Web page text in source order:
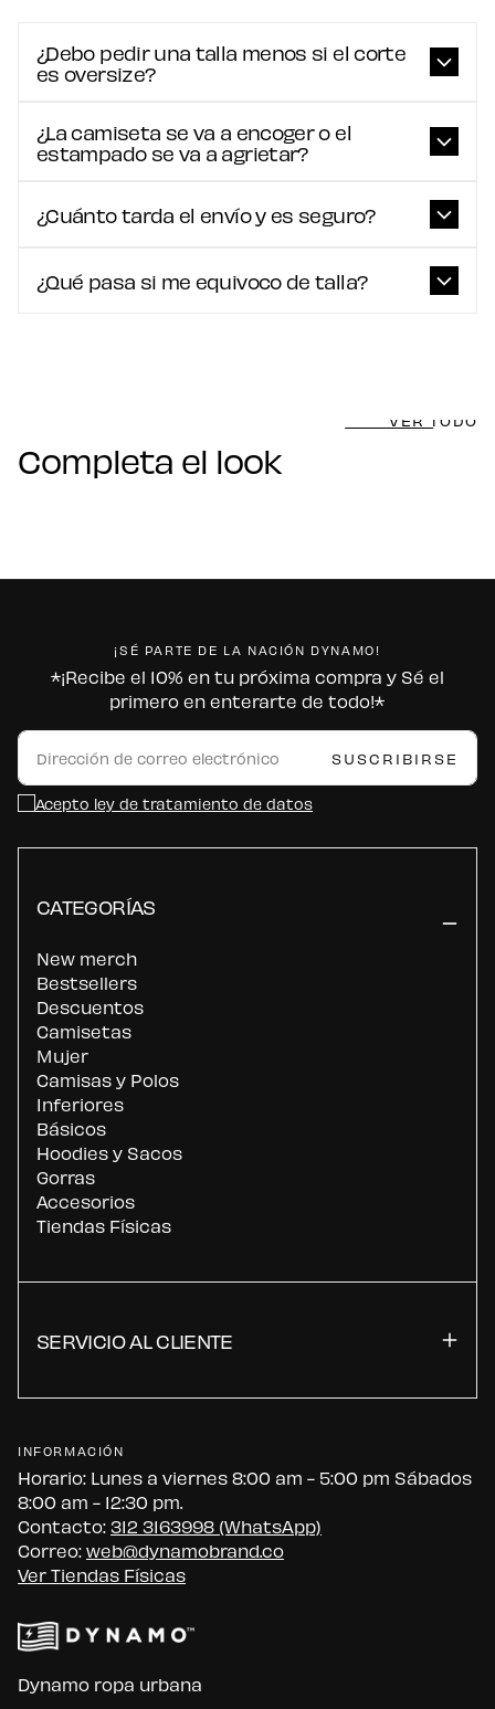
¿Debo pedir una talla menos si el corte
es oversize?
¿La camiseta se va a encoger o el
estampado se va a agrietar?
¿Cuánto tarda el envío y es seguro?
¿Qué pasa si me equivoco de talla?
Completa el look
VER TODO
¡SÉ PARTE DE LA NACIÓN DYNAMO!
*¡Recibe el 10% en tu próxima compra y Sé el
primero en enterarte de todo!*
CORREO
ELECTRÓNICO SUSCRIBIRSE
Acepto ley de tratamiento de datos
CATEGORÍAS
New merch
Bestsellers
Descuentos
Camisetas
Mujer
Camisas y Polos
Inferiores
Básicos
Hoodies y Sacos
Gorras
Accesorios
Tiendas Físicas
SERVICIO AL CLIENTE
INFORMACIÓN
Horario: Lunes a viernes 8:00 am - 5:00 pm Sábados
8:00 am - 12:30 pm.
Contacto:312 3163998 (WhatsApp)
Correo:web@dynamobrand.co
Ver Tiendas Físicas
Dynamo ropa urbana